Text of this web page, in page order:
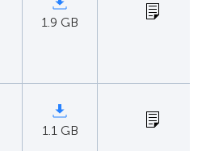
1.9 GB
1.1 GB